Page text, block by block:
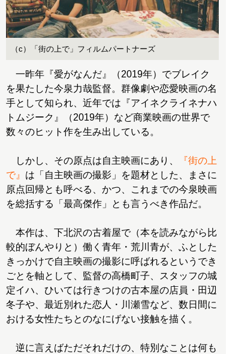
（c）「街の上で」フィルムパートナーズ
一昨年『愛がなんだ』（2019年）でブレイク
を果たした今泉力哉監督。群像劇や恋愛映画の名
手として知られ、近年では『アイネクライネナハ
トムジーク』（2019年）など商業映画の世界で
数々のヒット作を生み出している。
しかし、その原点は自主映画にあり、
『街の上
で』 は「自主映画の撮影」を題材とした、まさに
原点回帰とも呼べる、かつ、これまでの今泉映画
を総括する「最高傑作」とも言うべき作品だ。
本作は、下北沢の古着屋で（本を読みながら比
較的ぼんやりと）働く青年・荒川青が、ふとした
きっかけで自主映画の撮影に呼ばれるというでき
ごとを軸として、監督の高橋町子、スタッフの城
定イハ、ひいては行きつけの古本屋の店員・田辺
冬子や、最近別れた恋人・川瀬雪など、数日間に
おける女性たちとのなにげない接触を描く。
逆に言えばただそれだけの、特別なことは何も